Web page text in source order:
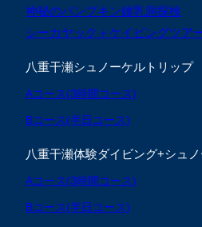
神秘のパンプキン鍾乳洞探検
シーカヤック＋ケイビングツア
八重干瀬シュノーケルトリップ
Aコース(3時間コース)
Bコース(半日コース)
八重干瀬体験ダイビング+シュ
Aコース(3時間コース)
Bコース(半日コース)